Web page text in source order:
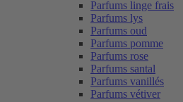
Parfums linge frais
Parfums lys
Parfums oud
Parfums pomme
Parfums rose
Parfums santal
Parfums vanillés
Parfums vétiver